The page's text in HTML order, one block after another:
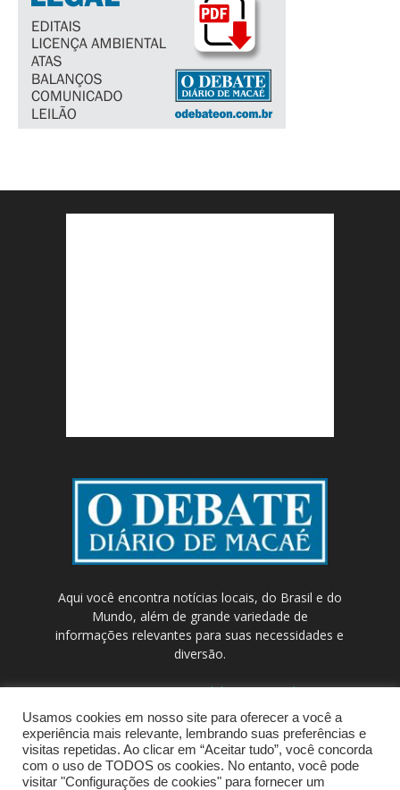
Aqui você encontra notícias locais, do Brasil e do
Mundo, além de grande variedade de
informações relevantes para suas necessidades e
diversão.
Contato:contato@odebateon.com.br /
comercia@odebateon.com.br
Usamos cookies em nosso site para oferecer a você a
experiência mais relevante, lembrando suas preferências e
visitas repetidas. Ao clicar em “Aceitar tudo”, você concorda
com o uso de TODOS os cookies. No entanto, você pode
visitar "Configurações de cookies" para fornecer um